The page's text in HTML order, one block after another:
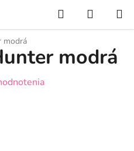
Hľadať
KOŠÍK
modrá
modrá